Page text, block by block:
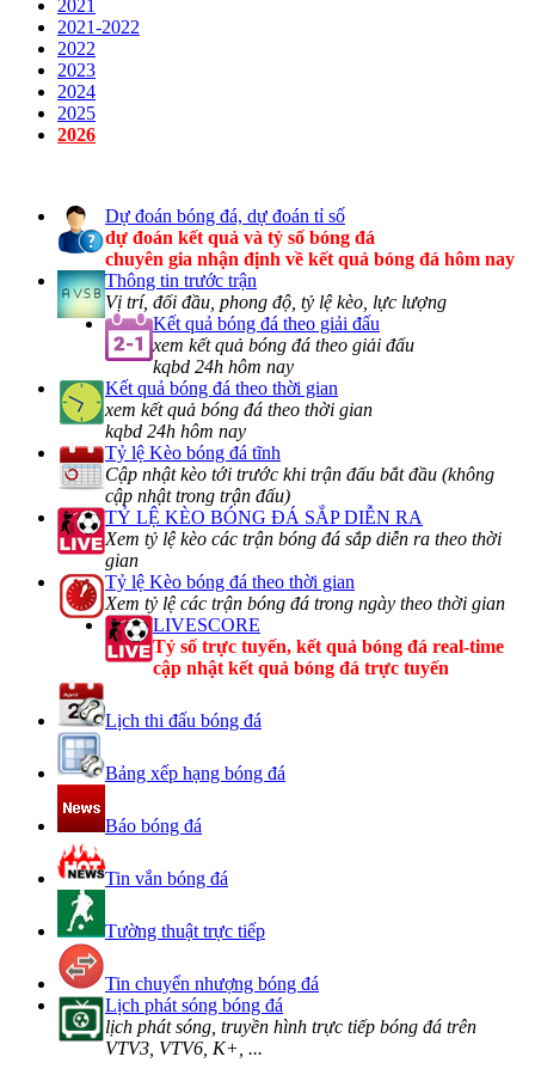
2021
2021-2022
2022
2023
2024
2025
2026
Dự đoán bóng đá, dự đoán tỉ số
dự đoán kết quả và tỷ số bóng đá
chuyên gia nhận định về kết quả bóng đá hôm nay
Thông tin trước trận
Vị trí, đối đầu, phong độ, tỷ lệ kèo, lực lượng
Kết quả bóng đá theo giải đấu
xem kết quả bóng đá theo giải đấu
kqbd 24h hôm nay
Kết quả bóng đá theo thời gian
xem kết quả bóng đá theo thời gian
kqbd 24h hôm nay
Tỷ lệ Kèo bóng đá tĩnh
Cập nhật kèo tới trước khi trận đấu bắt đầu (không
cập nhật trong trận đấu)
TỶ LỆ KÈO BÓNG ĐÁ SẮP DIỄN RA
Xem tỷ lệ kèo các trận bóng đá sắp diễn ra theo thời
gian
Tỷ lệ Kèo bóng đá theo thời gian
Xem tỷ lệ các trận bóng đá trong ngày theo thời gian
LIVESCORE
Tỷ số trực tuyến, kết quả bóng đá real-time
cập nhật kết quả bóng đá trực tuyến
Lịch thi đấu bóng đá
Bảng xếp hạng bóng đá
Báo bóng đá
Tin vắn bóng đá
Tường thuật trực tiếp
Tin chuyển nhượng bóng đá
Lịch phát sóng bóng đá
lịch phát sóng, truyền hình trực tiếp bóng đá trên
VTV3, VTV6, K+, ...